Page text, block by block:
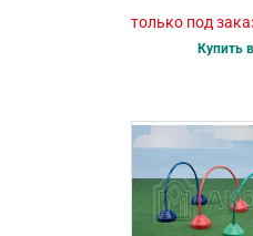
только под
Купить